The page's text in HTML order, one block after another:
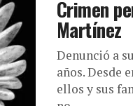
Crimen
Martínez
Denunció a
años. Desde
ellos y sus